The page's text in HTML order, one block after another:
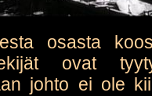
osasta
ovat
johto ei ole